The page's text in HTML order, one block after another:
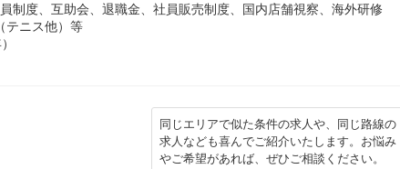
制度、互助会、退職金、社員販売制度、国内店舗視察、海外研修
テニス他）等
同じエリアで似た条件の求人や、同じ路線の
求人なども喜んでご紹介いたします。お悩み
やご希望があれば、ぜひご相談ください。